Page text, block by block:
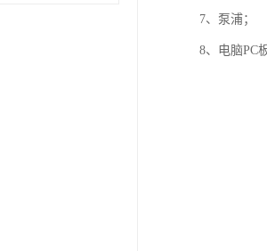
7、泵浦；
8、电脑PC